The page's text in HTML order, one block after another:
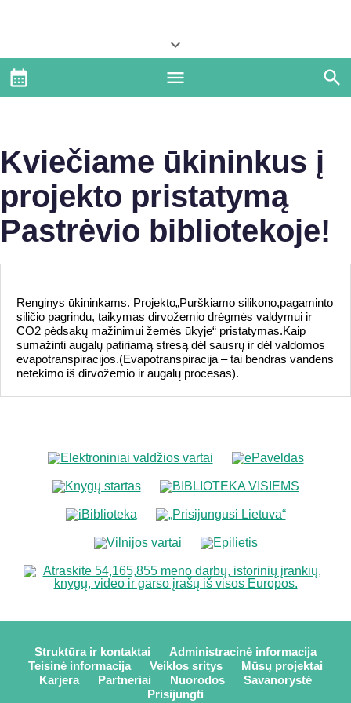
Kviečiame ūkininkus į
projekto pristatymą
Pastrėvio bibliotekoje!
Renginys ūkininkams. Projekto„Purškiamo silikono,pagaminto
siličio pagrindu, taikymas dirvožemio drėgmės valdymui ir
CO2 pėdsakų mažinimui žemės ūkyje“ pristatymas.Kaip
sumažinti augalų patiriamą stresą dėl sausrų ir dėl valdomos
evapotranspiracijos.(Evapotranspiracija – tai bendras vandens
netekimo iš dirvožemio ir augalų procesas).
Struktūra ir kontaktai
Administracinė informacija
Teisinė informacija
Veiklos sritys
Mūsų projektai
Karjera
Partneriai Nuorodos
Savanorystė
Prisijungti